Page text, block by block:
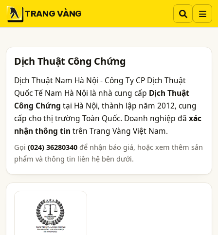
TRANG VÀNG
Dịch Thuật Công Chứng
Dịch Thuật Nam Hà Nội - Công Ty CP Dịch Thuật
Quốc Tế Nam Hà Nội là nhà cung cấp Dịch Thuật
Công Chứng tại Hà Nội, thành lập năm 2012, cung
cấp cho thị trường Toàn Quốc. Doanh nghiệp đã xác
nhận thông tin trên Trang Vàng Việt Nam.
Gọi (024) 36280340 để nhận báo giá, hoặc xem thêm sản
phẩm và thông tin liên hệ bên dưới.